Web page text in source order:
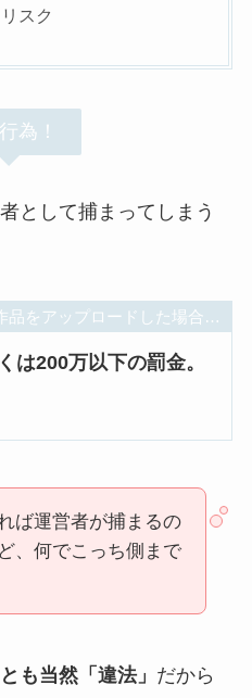
スク
為！
として捕まってしまう
品をアップロードした場合…
は200万以下の罰金。
ば運営者が捕まるの
、何でこっち側まで
も当然「違法」 だから